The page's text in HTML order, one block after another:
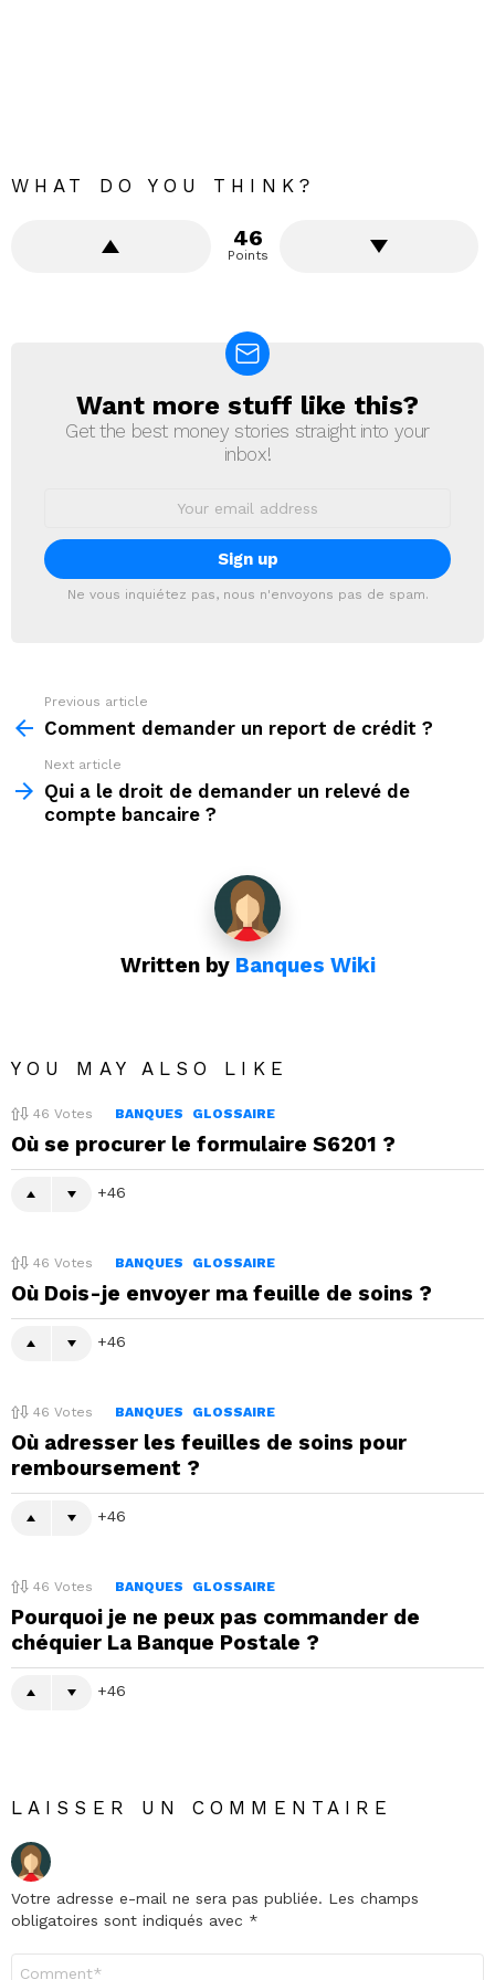
WHAT DO YOU THINK?
46
Points
NEWSLETTER
Want more stuff like this?
Get the best money stories straight into your
inbox!
Ne vous inquiétez pas, nous n'envoyons pas de spam.
more
Previous article
Comment demander un report de crédit ?
Next article
Qui a le droit de demander un relevé de
compte bancaire ?
Written by Banques Wiki
YOU MAY ALSO LIKE
46 Votes BANQUES GLOSSAIRE
Où se procurer le formulaire S6201 ?
46
46 Votes BANQUES GLOSSAIRE
Où Dois-je envoyer ma feuille de soins ?
46
46 Votes BANQUES GLOSSAIRE
Où adresser les feuilles de soins pour
remboursement ?
46
46 Votes BANQUES GLOSSAIRE
Pourquoi je ne peux pas commander de
chéquier La Banque Postale ?
46
LAISSER UN COMMENTAIRE
Votre adresse e-mail ne sera pas publiée. Les champs
obligatoires sont indiqués avec *